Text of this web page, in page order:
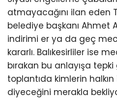
atmayacağını ilan eden
belediye başkanı Ahmet
indirimi er ya da geç
kararlı. Balıkesirliler ise
bırakan bu anlayışa
toplantıda kimlerin
diyeceğini merakla